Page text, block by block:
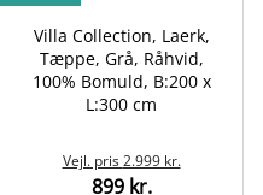
Villa Collection, Laerk,
Tæppe, Grå, Råhvid,
100% Bomuld, B:200 x
L:300 cm
Vejl. pris2.999 kr.
899 kr.